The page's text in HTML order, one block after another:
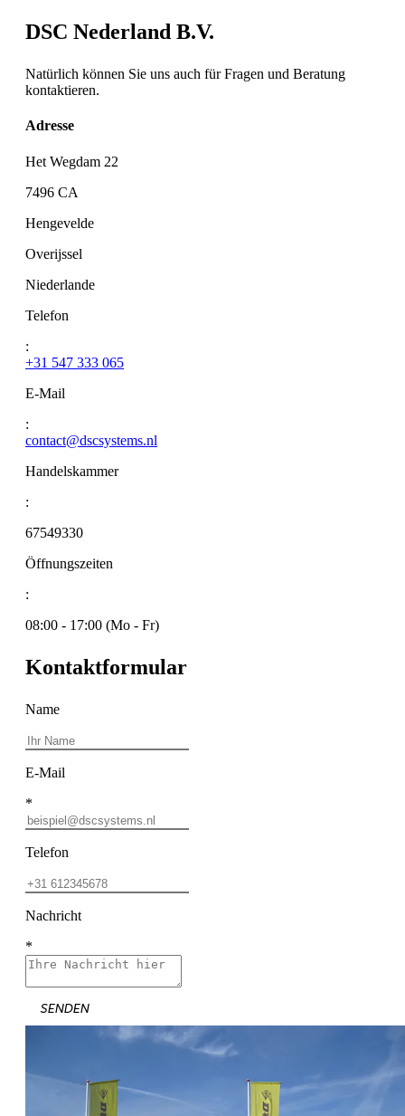
DSC Nederland B.V.
Natürlich können Sie uns auch für Fragen und Beratung
kontaktieren.
Adresse
Het Wegdam 22
7496 CA
Hengevelde
Overijssel
Niederlande
Telefon
:
+31 547 333 065
E-Mail
:
contact@dscsystems.nl
Handelskammer
:
67549330
Öffnungszeiten
:
08:00 - 17:00 (Mo - Fr)
Kontaktformular
Name
E-Mail
*
Telefon
Nachricht
*
SENDEN